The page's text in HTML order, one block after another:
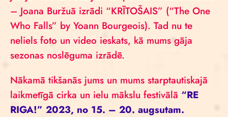
– Joana Buržuā izrādi “KRĪTOŠAIS” (“The One
Who Falls” by Yoann Bourgeois). Tad nu te
neliels foto un video ieskats, kā mums gāja
sezonas noslēguma izrādē.
Nākamā tikšanās jums un mums starptautiskajā
laikmetīgā cirka un ielu mākslu festivālā “RE
RIGA!” 2023, no 15. – 20. augsutam.